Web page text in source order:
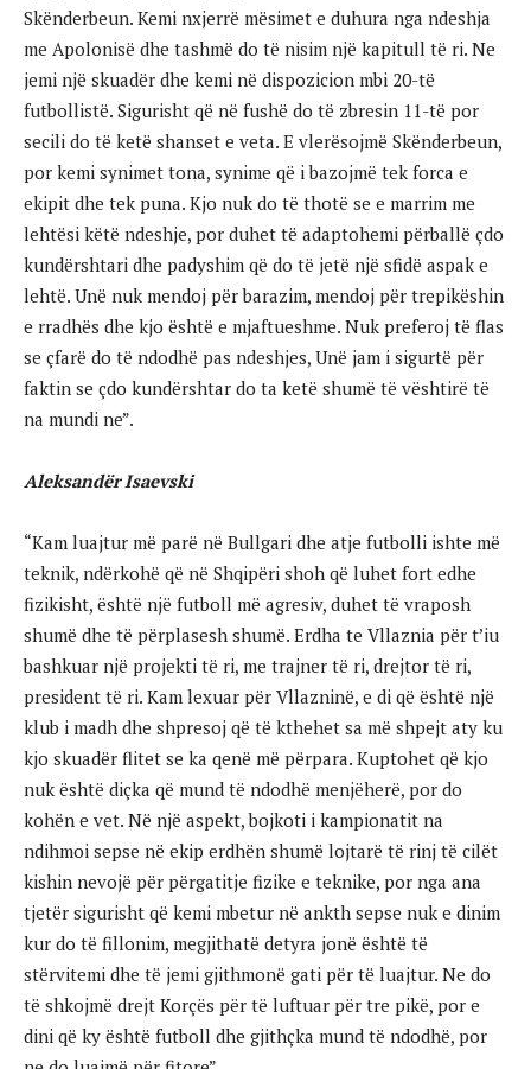
Skënderbeun. Kemi nxjerrë mësimet e duhura nga ndeshja
me Apolonisë dhe tashmë do të nisim një kapitull të ri. Ne
jemi një skuadër dhe kemi në dispozicion mbi 20-të
futbollistë. Sigurisht që në fushë do të zbresin 11-të por
secili do të ketë shanset e veta. E vlerësojmë Skënderbeun,
por kemi synimet tona, synime që i bazojmë tek forca e
ekipit dhe tek puna. Kjo nuk do të thotë se e marrim me
lehtësi këtë ndeshje, por duhet të adaptohemi përballë çdo
kundërshtari dhe padyshim që do të jetë një sfidë aspak e
lehtë. Unë nuk mendoj për barazim, mendoj për trepikëshin
e rradhës dhe kjo është e mjaftueshme. Nuk preferoj të flas
se çfarë do të ndodhë pas ndeshjes, Unë jam i sigurtë për
faktin se çdo kundërshtar do ta ketë shumë të vështirë të
na mundi ne”.
Aleksandër Isaevski
“Kam luajtur më parë në Bullgari dhe atje futbolli ishte më
teknik, ndërkohë që në Shqipëri shoh që luhet fort edhe
fizikisht, është një futboll më agresiv, duhet të vraposh
shumë dhe të përplasesh shumë. Erdha te Vllaznia për t’iu
bashkuar një projekti të ri, me trajner të ri, drejtor të ri,
president të ri. Kam lexuar për Vllazninë, e di që është një
klub i madh dhe shpresoj që të kthehet sa më shpejt aty ku
kjo skuadër flitet se ka qenë më përpara. Kuptohet që kjo
nuk është diçka që mund të ndodhë menjëherë, por do
kohën e vet. Në një aspekt, bojkoti i kampionatit na
ndihmoi sepse në ekip erdhën shumë lojtarë të rinj të cilët
kishin nevojë për përgatitje fizike e teknike, por nga ana
tjetër sigurisht që kemi mbetur në ankth sepse nuk e dinim
kur do të fillonim, megjithatë detyra jonë është të
stërvitemi dhe të jemi gjithmonë gati për të luajtur. Ne do
të shkojmë drejt Korçës për të luftuar për tre pikë, por e
dini që ky është futboll dhe gjithçka mund të ndodhë, por